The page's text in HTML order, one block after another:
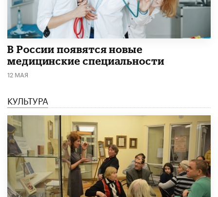
В России появятся новые
медицинские специальности
12 МАЯ
КУЛЬТУРА